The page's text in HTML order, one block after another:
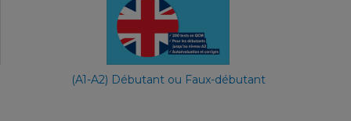
(A1-A2) Débutant ou Faux-débutant
7,90 €